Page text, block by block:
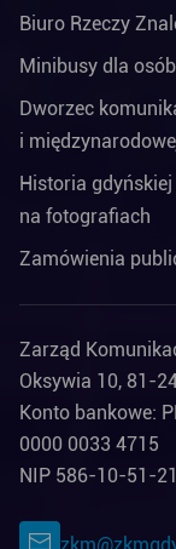
Biuro Rzeczy
Minibusy dla
Dworzec
i
Historia
na fotografiach
Zamówienia
Zarząd
Oksywia 10, 81-
Konto bankowe:
0000 0033 4715
NIP 586-10-51-